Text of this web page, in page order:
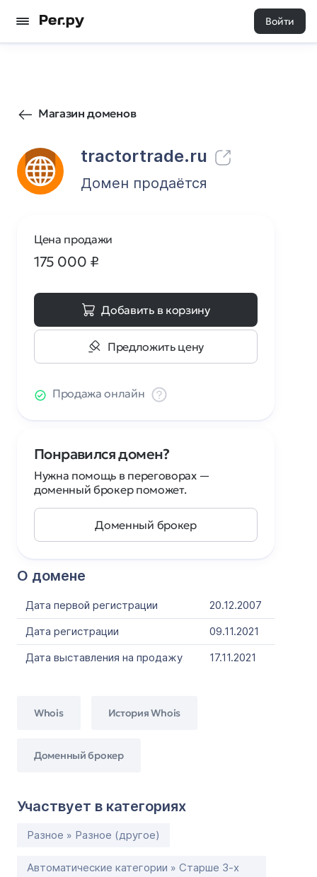
Войти
Магазин доменов
tractortrade.ru
17 0
Домен продаётся
О домене
Дата первой регистрации
20.12.2007
Дата регистрации
09.11.2021
Дата выставления на продажу
17.11.2021
Whois История Whois
Доменный брокер
Участвует в категориях
Разное » Разное (другое)
Автоматические категории » Старше 3-х
Цена продажи
175 000 ₽
Добавить в корзину
Предложить цену
Продажа онлайн
Понравился домен?
Нужна помощь в переговорах —
доменный брокер поможет.
Доменный брокер